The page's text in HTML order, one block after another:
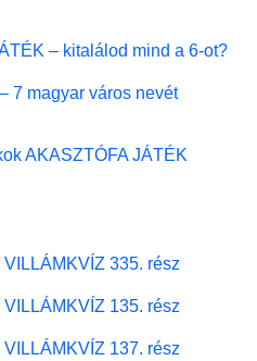
– kitalálod mind a 6-ot?
7 magyar város nevét
AKASZTÓFA JÁTÉK
335. rész
135. rész
137. rész